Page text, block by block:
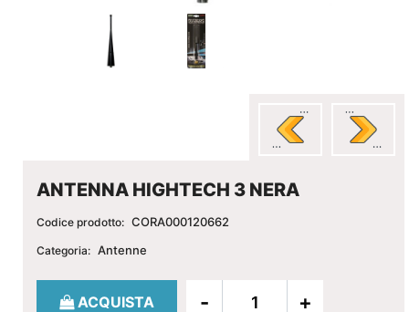
ANTENNA HIGHTECH 3 NERA
Codice prodotto: CORA000120662
Categoria: Antenne
Quantità
ACQUISTA